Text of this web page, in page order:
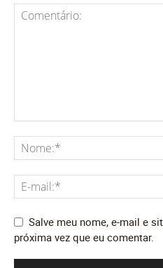
Salve meu nome, e-mail e
próxima vez que eu comentar.